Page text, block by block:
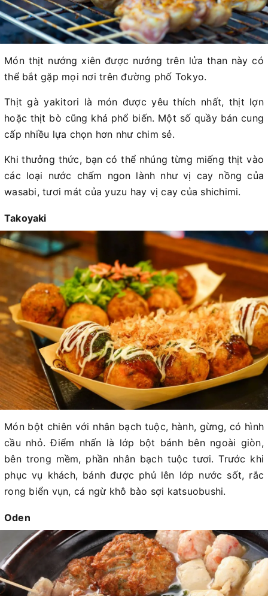
Món thịt nướng xiên được nướng trên lửa than này có
thể bắt gặp mọi nơi trên đường phố Tokyo.
Thịt gà yakitori là món được yêu thích nhất, thịt lợn
hoặc thịt bò cũng khá phổ biến. Một số quầy bán cung
cấp nhiều lựa chọn hơn như chim sẻ.
Khi thưởng thức, bạn có thể nhúng từng miếng thịt vào
các loại nước chấm ngon lành như vị cay nồng của
wasabi, tươi mát của yuzu hay vị cay của shichimi.
Takoyaki
Món bột chiên với nhân bạch tuộc, hành, gừng, có hình
cầu nhỏ. Điểm nhấn là lớp bột bánh bên ngoài giòn,
bên trong mềm, phần nhân bạch tuộc tươi. Trước khi
phục vụ khách, bánh được phủ lên lớp nước sốt, rắc
rong biển vụn, cá ngừ khô bào sợi katsuobushi.
Oden